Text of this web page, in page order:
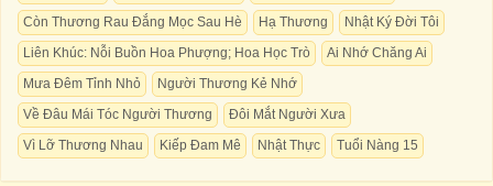
Còn Thương Rau Đắng Mọc Sau Hè
Hạ Thương
Nhật Ký Đời Tôi
Liên Khúc: Nỗi Buồn Hoa Phượng; Hoa Học Trò
Ai Nhớ Chăng Ai
Mưa Đêm Tỉnh Nhỏ
Người Thương Kẻ Nhớ
Về Đâu Mái Tóc Người Thương
Đôi Mắt Người Xưa
Vì Lỡ Thương Nhau
Kiếp Đam Mê Nhật Thực Tuổi Nàng 15